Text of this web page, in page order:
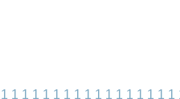
1 1 1 1 1 1 1 1 1 1 1 1 1 1 1 1 1